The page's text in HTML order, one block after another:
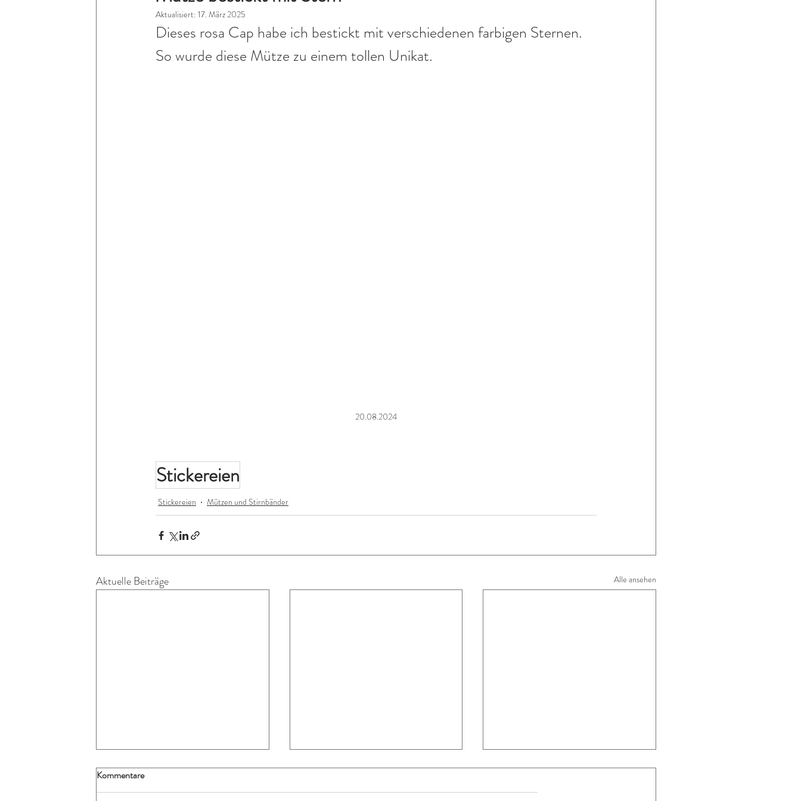
Aktualisiert: 17. März 2025
Dieses rosa Cap habe ich bestickt mit verschiedenen farbigen Sternen.
So wurde diese Mütze zu einem tollen Unikat.
20.08.2024
Stickereien
Stickereien Mützen und Stirnbänder
Aktuelle Beiträge Alle ansehen
Kommentare